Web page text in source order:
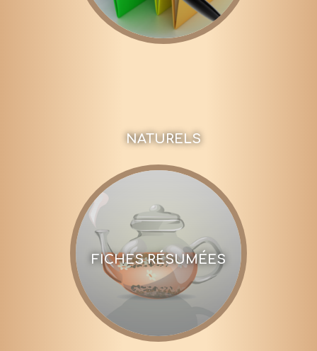
NATURELS
FICHES RÉSUMÉES